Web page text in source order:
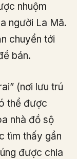
nhuộm
người La Mã.
chuyển tới
bán.
(nơi lưu trú
thể được
nhà đồ sộ
tìm thấy gần
được chia